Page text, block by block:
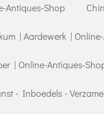
Antiques-Shop
| Aardewerk |
| Online-Antiques-
- Inboedels -